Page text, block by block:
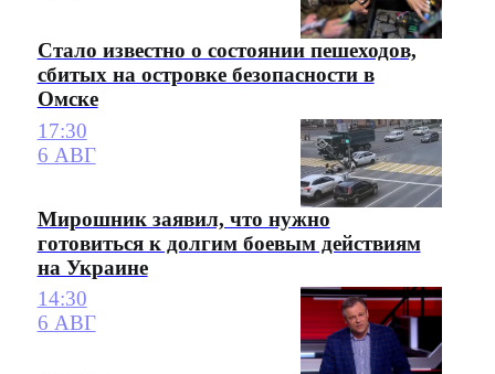
Стало известно о состоянии пешеходов,
сбитых на островке безопасности в
Омске
17:30
6 АВГ
Мирошник заявил, что нужно
готовиться к долгим боевым действиям
на Украине
14:30
6 АВГ